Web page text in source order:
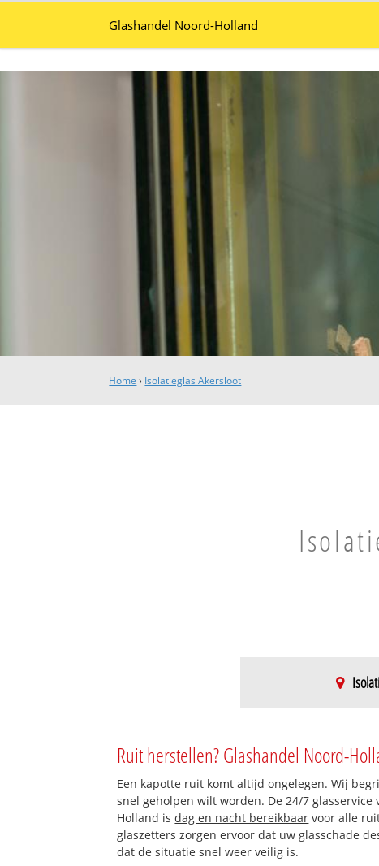
Glashandel Noord-Holland
Home › Isolatieglas Akersloot
Akersloot West
Ruit herstellen? Glashandel Noord-
Een kapotte ruit komt altijd ongelegen. Wij
snel geholpen wilt worden. De 24/7 glasservice
Holland isdag en nacht bereikbaar voor alle
glaszetters zorgen ervoor dat uw glasschade
dat de situatie snel weer veilig is.